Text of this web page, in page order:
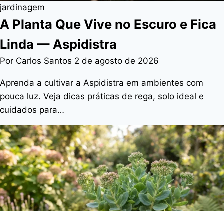
jardinagem
A Planta Que Vive no Escuro e Fica
Linda — Aspidistra
Por Carlos Santos 2 de agosto de 2026
Aprenda a cultivar a Aspidistra em ambientes com
pouca luz. Veja dicas práticas de rega, solo ideal e
cuidados para…